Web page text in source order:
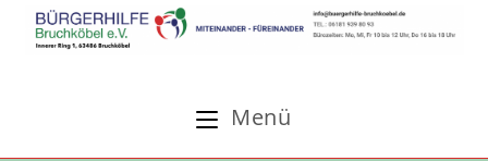
Inhalt
Menü